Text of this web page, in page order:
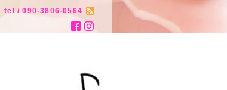
tel / 090-3806-0564